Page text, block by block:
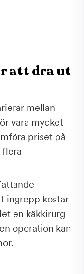
att dra ut
mellan
vara mycket
priset på
flera
ingrepp kostar
en käkkirurg
operation kan